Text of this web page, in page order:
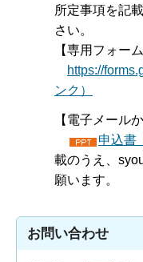
所定事項を記
さい。
【専用フォー
https://
ンク）
【電子メール
申込書
載のうえ、
願います。
お問い合わせ